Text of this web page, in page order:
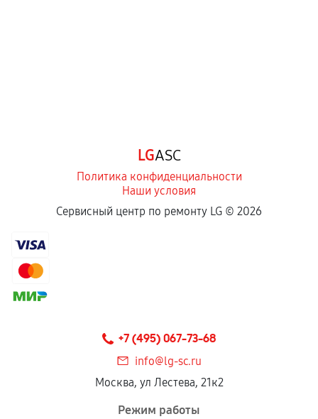
отдельных условиях.
Если комплектующие куплены
сохраняться полностью или частично, если
соблюдены следующие условия:
Установка была выполнена нашим сервисным
При этом гарантия на сами комплектующие
LGASC
Политика конфиденциальности
Наши условия
Сервисный центр по ремонту LG © 2026
+7 (495) 067-73-68
info@lg-sc.ru
Москва, ул Лестева, 21к2
Режим работы